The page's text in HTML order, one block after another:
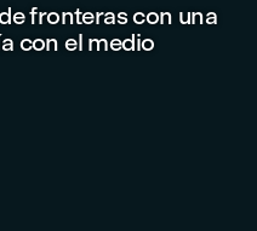
fronteras con una
con el medio